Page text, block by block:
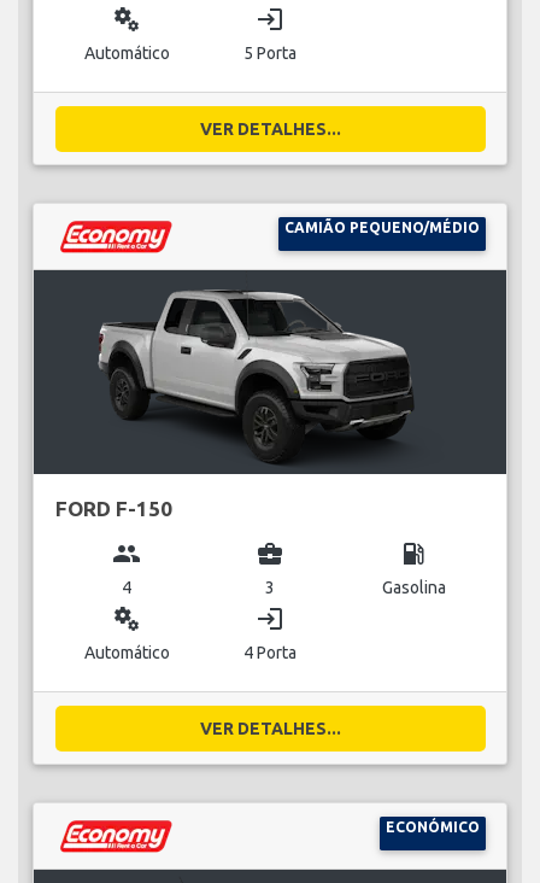
miscellaneous_services
Automático
login
5 Porta
VER DETALHES...
CAMIÃO PEQUENO/MÉDIO
FORD F-150
group
4
business_center
3
local_gas_station
Gasolina
miscellaneous_services
Automático
login
4 Porta
VER DETALHES...
ECONÓMICO